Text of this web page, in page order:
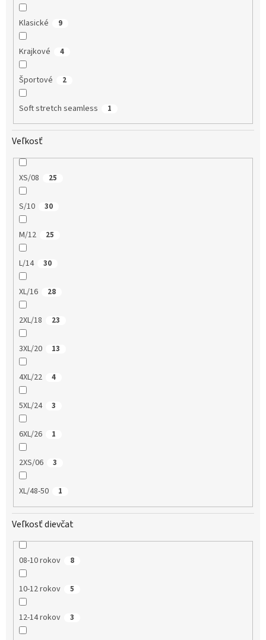
Klasické 9
Krajkové 4
Športové 2
Soft stretch seamless 1
Veľkosť
XS/08 25
S/10 30
M/12 25
L/14 30
XL/16 28
2XL/18 23
3XL/20 13
4XL/22 4
5XL/24 3
6XL/26 1
2XS/06 3
XL/48-50 1
Veľkosť dievčat
08-10 rokov 8
10-12 rokov 5
12-14 rokov 3